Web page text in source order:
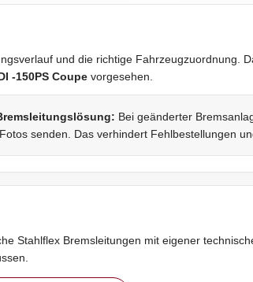
und die richtige Fahrzeugzuordnung.
-150PS Coupe vorgesehen.
Bei geänderter
senden. Das verhindert Fehlbestellungen
Stahlflex Bremsleitungen mit eigener